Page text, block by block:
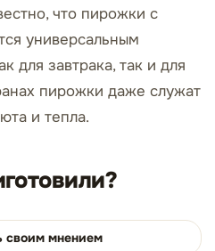
что пирожки с
универсальным
для завтрака, так и для
пирожки даже служат
и тепла.
своим мнением